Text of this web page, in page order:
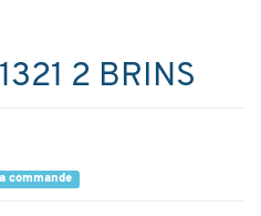
2 BRINS
commande